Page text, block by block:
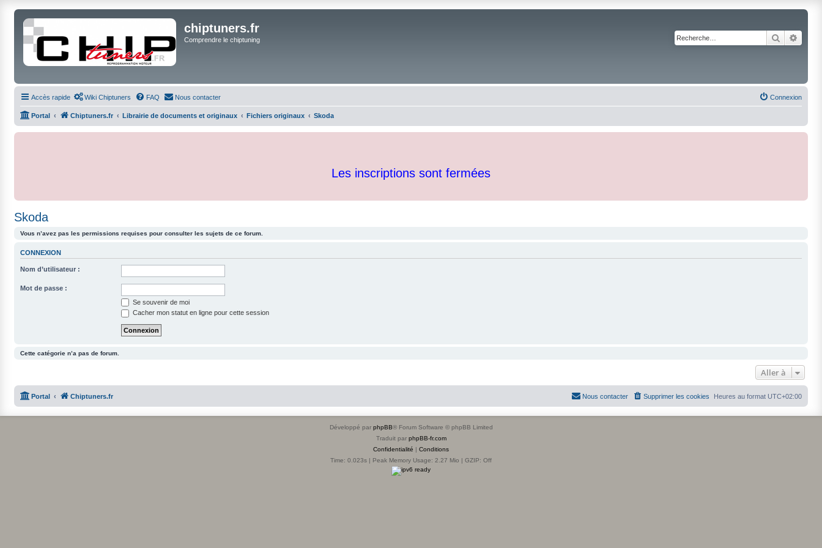
chiptuners.fr
Comprendre le chiptuning Rechercher
Accès rapide Wiki Chiptuners FAQ Nous contacter Connexion
Portal Chiptuners.fr Librairie de documents et originaux Fichiers originaux Skoda
Les inscriptions sont fermées
Skoda
Vous n’avez pas les permissions requises pour consulter les sujets de ce forum.
CONNEXION
Nom d’utilisateur :
Mot de passe :
Se souvenir de moi
Cacher mon statut en ligne pour cette session
Cette catégorie n’a pas de forum.
Aller à
Portal Chiptuners.fr Heures au format UTC+02:00
Supprimer les cookies
Nous contacter
Développé par phpBB® Forum Software © phpBB Limited
Traduit par phpBB-fr.com
Confidentialité | Conditions
Time: 0.023s | Peak Memory Usage: 2.27 Mio | GZIP: Off